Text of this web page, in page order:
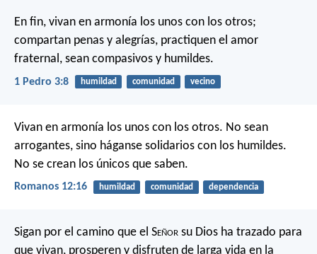
En fin, vivan en armonía los unos con los otros;
compartan penas y alegrías, practiquen el amor
fraternal, sean compasivos y humildes.
1 Pedro 3:8 humildad comunidad vecino
Vivan en armonía los unos con los otros. No sean
arrogantes, sino háganse solidarios con los humildes.
No se crean los únicos que saben.
Romanos 12:16 humildad comunidad dependencia
Sigan por el camino que el Señor su Dios ha trazado para
que vivan, prosperen y disfruten de larga vida en la